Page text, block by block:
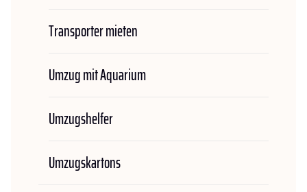
Transporter mieten
Umzug mit Aquarium
Umzugshelfer
Umzugskartons